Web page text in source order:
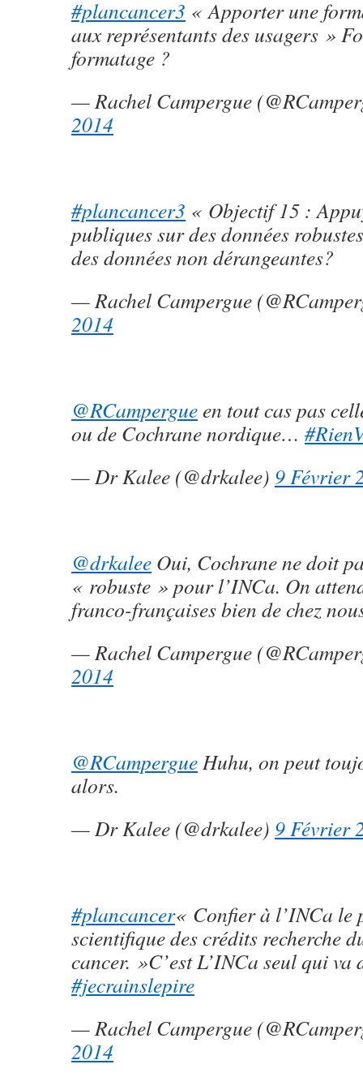
#plancancer3 « Apporter une
aux représentants des usagers »
formatage ?
— Rachel Campergue
2014
#plancancer3 « Objectif 15 :
publiques sur des données
des données non dérangeantes?
— Rachel Campergue
2014
@RCampergueen tout cas pas
ou de Cochrane nordique…
— Dr Kalee (@drkalee) 9 Février
@drkalee Oui, Cochrane ne doit
« robuste » pour l’INCa. On
franco-françaises bien de chez
— Rachel Campergue
2014
@RCampergueHuhu, on peut
alors.
— Dr Kalee (@drkalee) 9 Février
#plancancer« Confier à l’INCa le
scientifique des crédits recherche
cancer. »C’est L’INCa seul qui va
#jecrainslepire
— Rachel Campergue
2014